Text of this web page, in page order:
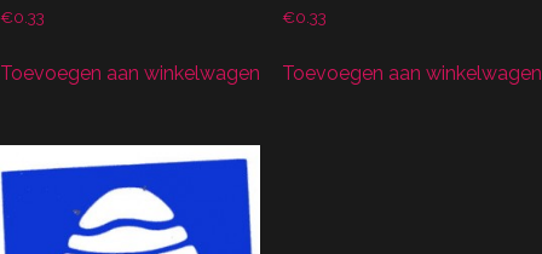
€0.33
Toevoegen aan winkelwagen
€0.33
Toevoegen aan winkelwagen